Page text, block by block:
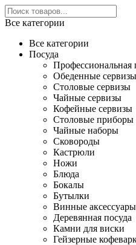
Все категории
Все категории
Посуда
Профессиональная
Обеденные сервизы
Столовые сервизы
Чайные сервизы
Кофейные сервизы
Столовые приборы
Чайные наборы
Сковороды
Кастрюли
Ножи
Блюда
Бокалы
Бутылки
Винные аксессуары
Деревянная посуда
Камни для виски
Гейзерные